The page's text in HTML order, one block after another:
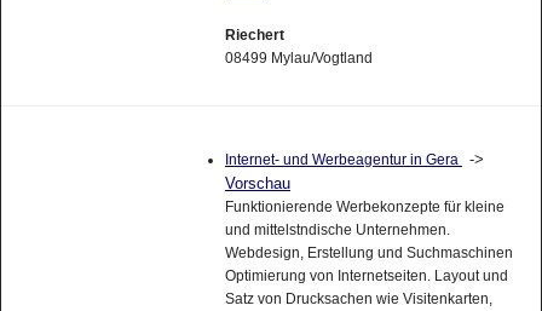
Riechert
08499 Mylau/Vogtland
Internet- und Werbeagentur in Gera
->
Vorschau
Funktionierende Werbekonzepte für kleine
und mittelstndische Unternehmen.
Webdesign, Erstellung und Suchmaschinen
Optimierung von Internetseiten. Layout und
Satz von Drucksachen wie Visitenkarten,